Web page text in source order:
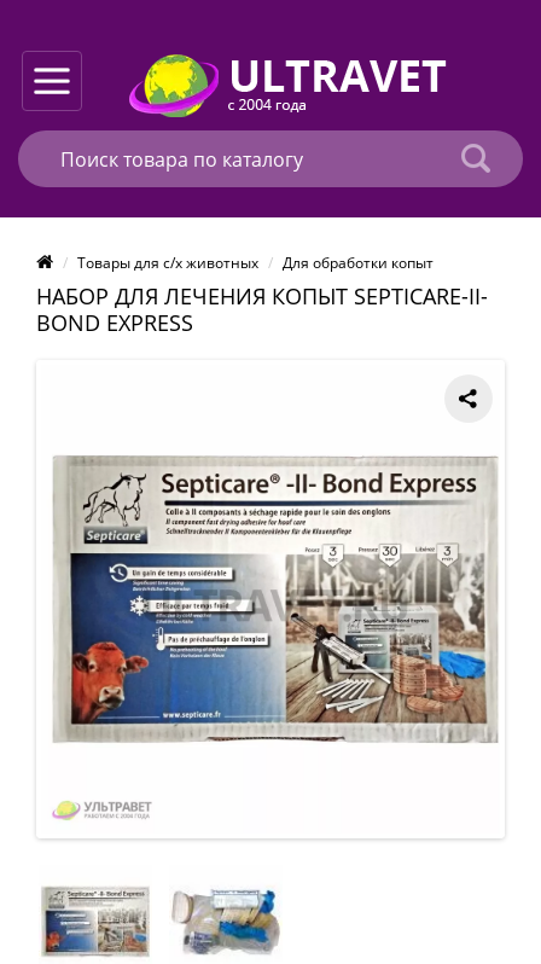
Товары для с/х животных Для обработки копыт
НАБОР ДЛЯ ЛЕЧЕНИЯ КОПЫТ SEPTICARE-II-
BOND EXPRESS